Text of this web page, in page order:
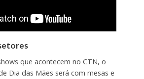
que acontecem no CTN, o
Dia das Mães será com mesas e